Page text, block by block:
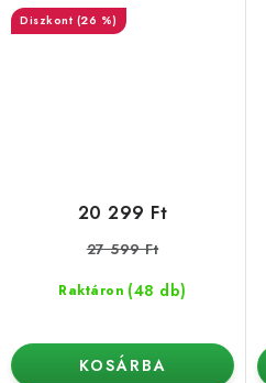
(26 %)
Raktáron (48 db)
20 299 Ft
27 599 Ft
KOSÁRBA